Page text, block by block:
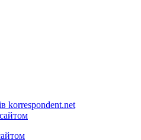
korrespondent.net